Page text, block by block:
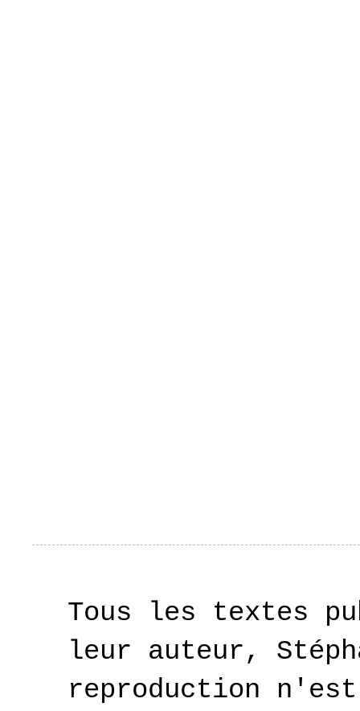
Tous les textes
leur auteur,
reproduction